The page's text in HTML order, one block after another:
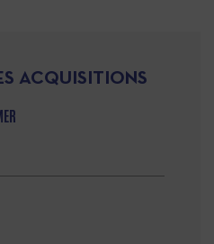
ACQUISITIONS